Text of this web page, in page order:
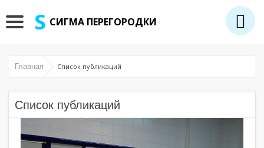
СИГМА ПЕРЕГОРОДКИ
Главная Список публикаций
Список публикаций